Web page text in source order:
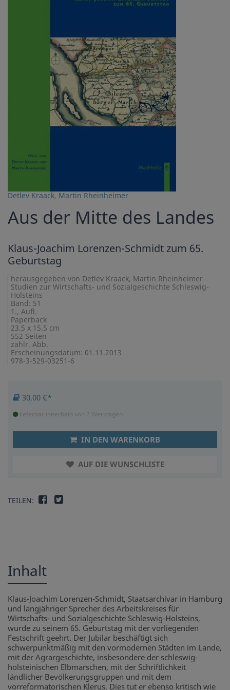
Detlev Kraack, Martin Rheinheimer
Aus der Mitte des Landes
Klaus-Joachim Lorenzen-Schmidt zum 65.
Geburtstag
herausgegeben von Detlev Kraack, Martin Rheinheimer
Studien zur Wirtschafts- und Sozialgeschichte Schleswig-
Holsteins
Band: 51
1., Aufl.
Paperback
23.5 x 15.5 cm
552 Seiten
zahlr. Abb.
Erscheinungsdatum: 01.11.2013
978-3-529-03251-6
30,00 €*
lieferbar innerhalb von 2 Werktagen
IN DEN WARENKORB
AUF DIE WUNSCHLISTE
TEILEN:
Inhalt
Klaus-Joachim Lorenzen-Schmidt, Staatsarchivar in Hamburg
und langjähriger Sprecher des Arbeitskreises für
Wirtschafts- und Sozialgeschichte Schleswig-Holsteins,
wurde zu seinem 65. Geburtstag mit der vorliegenden
Festschrift geehrt. Der Jubilar beschäftigt sich
schwerpunktmäßig mit den vormodernen Städten im Lande,
mit der Agrargeschichte, insbesondere der schleswig-
holsteinischen Elbmarschen, mit der Schriftlichkeit
ländlicher Bevölkerungsgruppen und mit dem
vorreformatorischen Klerus. Dies tut er ebenso kritisch wie